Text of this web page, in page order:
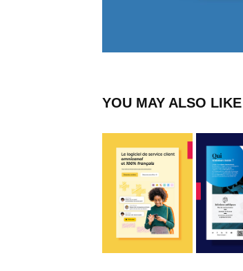
YOU MAY ALSO LIKE
CRÉATION DE
VISUEL -
SERVICE
CLIENT
2024
-